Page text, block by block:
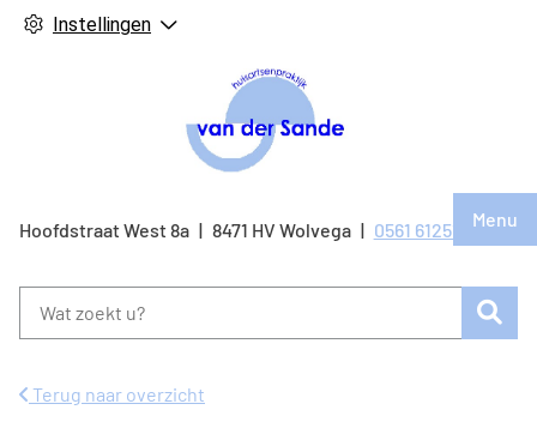
Instellingen
Menu
Hoofdstraat West8a 8471 HV Wolvega Tel:
0561 612514
Terug naar overzicht